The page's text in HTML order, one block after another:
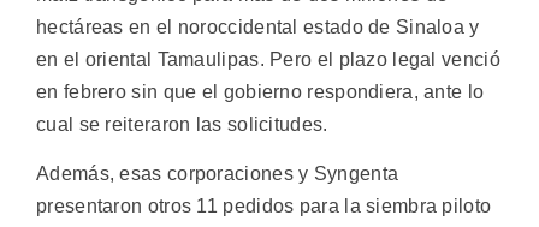
hectáreas en el noroccidental estado de Sinaloa y
en el oriental Tamaulipas. Pero el plazo legal venció
en febrero sin que el gobierno respondiera, ante lo
cual se reiteraron las solicitudes.
Además, esas corporaciones y Syngenta
presentaron otros 11 pedidos para la siembra piloto